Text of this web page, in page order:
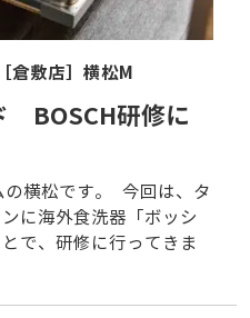
［倉敷店］ 横松M
BOSCH研修に
の横松です。 今回は、タ
に海外食洗器「ボッシ
で、研修に行ってきま